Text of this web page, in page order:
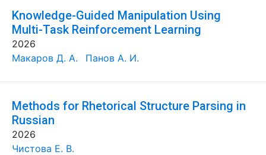
Knowledge-Guided Manipulation Using
Multi-Task Reinforcement Learning
2026
Макаров Д. А.
Панов А. И.
Methods for Rhetorical Structure Parsing in
Russian
2026
Чистова Е. В.